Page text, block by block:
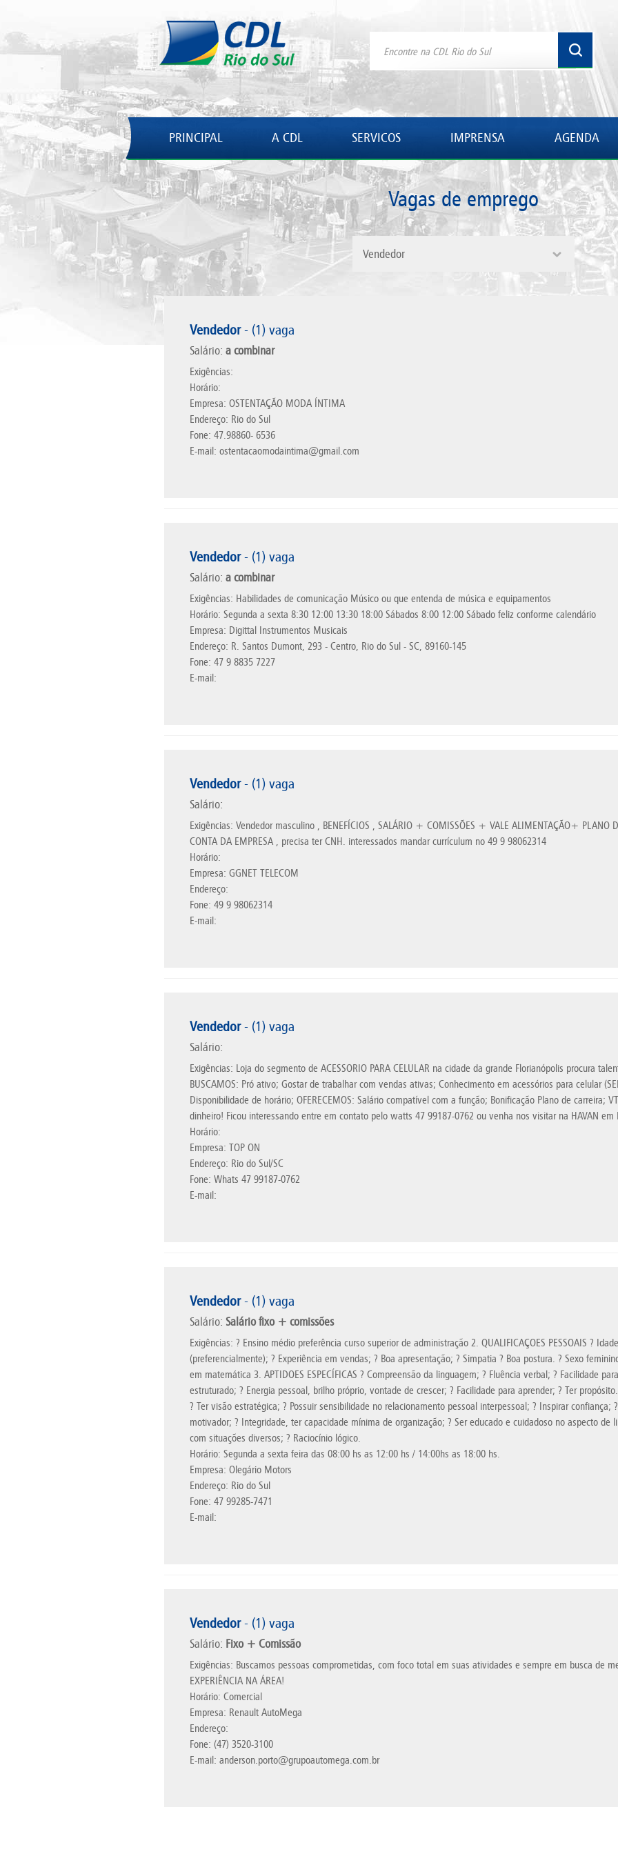
PRINCIPAL A CDL SERVICOS IMPRENSA AGENDA
Vagas de emprego
Vendedor- (1) vaga
Salário: a combinar
Exigências:
Horário:
Empresa: OSTENTAÇÃO MODA ÍNTIMA
Endereço: Rio do Sul
Fone: 47.98860- 6536
E-mail: ostentacaomodaintima@gmail.com
Vendedor- (1) vaga
Salário: a combinar
Exigências: Habilidades de comunicação Músico ou que entenda de música e equipamentos
Horário: Segunda a sexta 8:30 12:00 13:30 18:00 Sábados 8:00 12:00 Sábado feliz conforme calendário
Empresa: Digittal Instrumentos Musicais
Endereço: R. Santos Dumont, 293 - Centro, Rio do Sul - SC, 89160-145
Fone: 47 9 8835 7227
E-mail:
Vendedor- (1) vaga
Salário:
Exigências: Vendedor masculino , BENEFÍCIOS , SALÁRIO + COMISSÕES + VALE ALIMENTAÇÃO+ PLANO
CONTA DA EMPRESA , precisa ter CNH. interessados mandar currículum no 49 9 98062314
Horário:
Empresa: GGNET TELECOM
Endereço:
Fone: 49 9 98062314
E-mail:
Vendedor- (1) vaga
Salário:
Exigências: Loja do segmento de ACESSORIO PARA CELULAR na cidade da grande Florianópolis procura
BUSCAMOS: Pró ativo; Gostar de trabalhar com vendas ativas; Conhecimento em acessórios para celular
Disponibilidade de horário; OFERECEMOS: Salário compatível com a função; Bonificação Plano de carreira;
dinheiro! Ficou interessando entre em contato pelo watts 47 99187-0762 ou venha nos visitar na HAVAN em
Horário:
Empresa: TOP ON
Endereço: Rio do Sul/SC
Fone: Whats 47 99187-0762
E-mail:
Vendedor- (1) vaga
Salário: Salário fixo + comissões
Exigências: ? Ensino médio preferência curso superior de administração 2. QUALIFICAÇOES PESSOAIS ?
(preferencialmente); ? Experiência em vendas; ? Boa apresentação; ? Simpatia ? Boa postura. ? Sexo
em matemática 3. APTIDOES ESPECÍFICAS ? Compreensão da linguagem; ? Fluência verbal; ? Facilidade
estruturado; ? Energia pessoal, brilho próprio, vontade de crescer; ? Facilidade para aprender; ? Ter propósito.
? Ter visão estratégica; ? Possuir sensibilidade no relacionamento pessoal interpessoal; ? Inspirar confiança;
motivador; ? Integridade, ter capacidade mínima de organização; ? Ser educado e cuidadoso no aspecto de
com situações diversos; ? Raciocínio lógico.
Horário: Segunda a sexta feira das 08:00 hs as 12:00 hs / 14:00hs as 18:00 hs.
Empresa: Olegário Motors
Endereço: Rio do Sul
Fone: 47 99285-7471
E-mail:
Vendedor- (1) vaga
Salário: Fixo + Comissão
Exigências: Buscamos pessoas comprometidas, com foco total em suas atividades e sempre em busca de
EXPERIÊNCIA NA ÁREA!
Horário: Comercial
Empresa: Renault AutoMega
Endereço:
Fone: (47) 3520-3100
E-mail: anderson.porto@grupoautomega.com.br